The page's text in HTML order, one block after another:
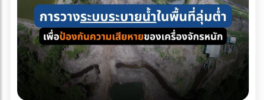
ง่ายขึ้น ไม่ว่าจะเป็นเครื่องดื่มบรรจุขวด หรือเบเกอรี่ สีและรสชาติ
จะเหมือนเดิมทุกรอบการผลิต ยืดอายุการจัดเก็บ (Extended
Shelf Life): มัทฉะที่ถูกควบคุมอุณหภูมิมาอย่างดีตั้งแต่ต้นทาง
จะมีอายุการจัดเก็บในคลังสินค้าของโรงงานได้นานขึ้น ช่วยให้ฝ่าย
จัดซื้อบริหารจัดการรอบการสั่งซื้อ (Lead Time) ได้อย่างยืดหยุ่น
บทสรุป คุณภาพของเครื่องดื่มหรืออาหารรสมัทฉะ ไม่ได้เริ่มต้นที่
สายพานการผลิตในโรงงาน แต่เริ่มต้นตั้งแต่การเลือกใช้วัตถุดิบ
พื้นผิวที่เรียบ ไม่มีหลุมบ่อ และไม่มีเศษขยะบดบังเซนเซอร์ที่ตัวรถ
กำหนดทางวิ่งและจัดระเบียบ Traffic: ต้องระบุเส้นทางการวิ่งของ
AGV ให้ชัดเจน โดยเว้นระยะห่างจากทางเดินของมนุษย์
(Pedestrian Walkway) อย่างน้อย 0.5 เมตรตามมาตรฐาน และ
ต้องมีป้ายเตือนในจุดตัดหรือทางแยกที่หุ่นยนต์ต้องวิ่งผ่าน จัด
พื้นที่สถานีชาร์จไฟอัตโนมัติ (Charging Zone): รถ AGV ยุคใหม่